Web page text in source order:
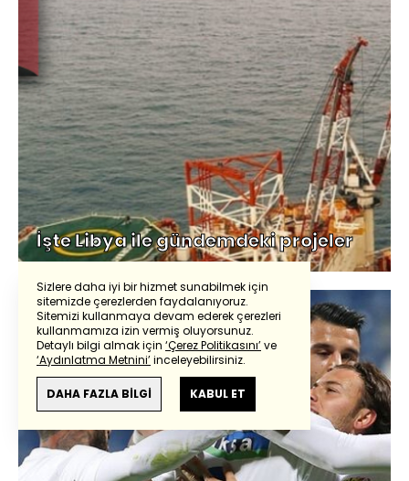
İşte Libya ile gündemdeki projeler
Sizlere daha iyi bir hizmet sunabilmek için
sitemizde çerezlerden faydalanıyoruz.
Sitemizi kullanmaya devam ederek çerezleri
kullanmamıza izin vermiş oluyorsunuz.
Detaylı bilgi almak için ‘Çerez Politikasını’ve
‘Aydınlatma Metnini’inceleyebilirsiniz.
DAHA FAZLA BİLGİ KABUL ET